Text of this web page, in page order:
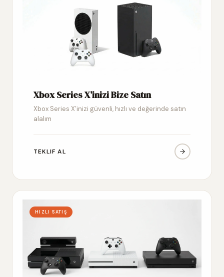
Xbox Series X’inizi Bize Satın
Xbox Series X’inizi güvenli, hızlı ve değerinde satın
alalım
TEKLIF AL
HIZLI SATIŞ